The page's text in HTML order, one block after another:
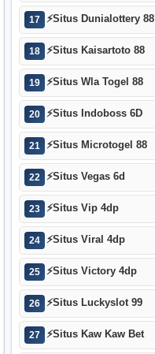
17 ⚡Situs Dunialottery 88
18 ⚡Situs Kaisartoto 88
19 ⚡Situs Wla Togel 88
20 ⚡Situs Indoboss 6D
21 ⚡Situs Microtogel 88
22 ⚡Situs Vegas 6d
23 ⚡Situs Vip 4dp
24 ⚡Situs Viral 4dp
25 ⚡Situs Victory 4dp
26 ⚡Situs Luckyslot 99
27 ⚡Situs Kaw Kaw Bet